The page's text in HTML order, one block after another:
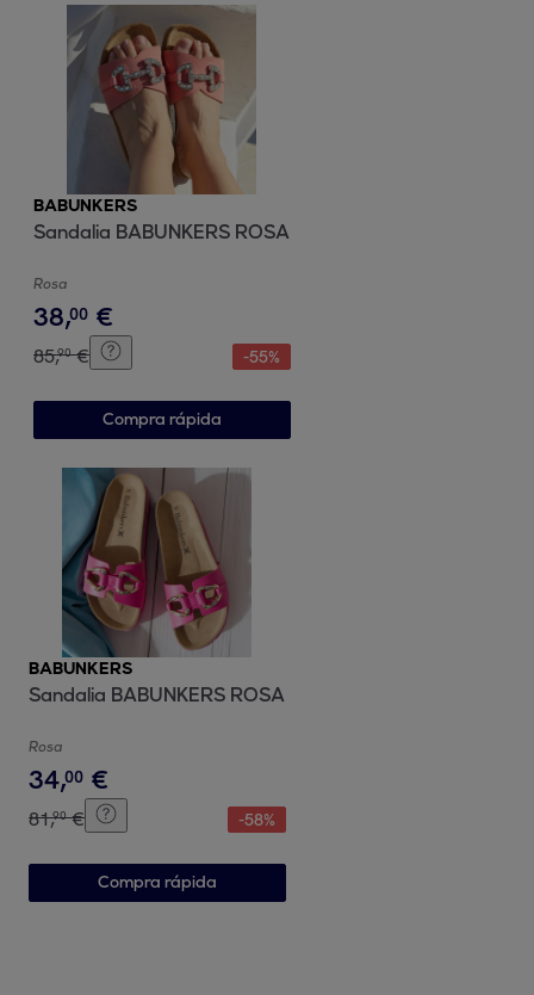
BABUNKERS
Sandalia BABUNKERS ROSA
Rosa
38,00 €
85,90 € -55%
Compra rápida
BABUNKERS
Sandalia BABUNKERS ROSA
Rosa
34,00 €
81,90 € -58%
Compra rápida